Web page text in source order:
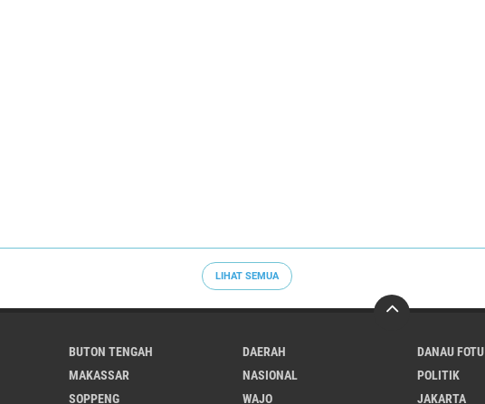
LIHAT SEMUA
BUTON TENGAH DAERAH
DANAU FOTU
MAKASSAR NASIONAL
POLITIK
SOPPENG WAJO JAKARTA